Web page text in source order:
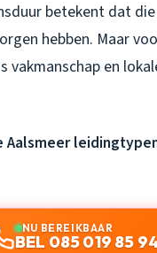
betekent dat
hebben. Maar
vakmanschap en
Aalsmeer
NU BEREIKBAAR
BEL 085 019 85